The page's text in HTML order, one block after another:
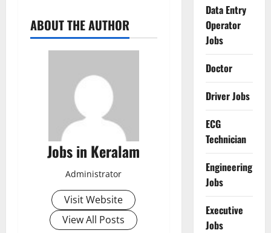
ABOUT THE AUTHOR
Jobs in Keralam
Administrator
Visit Website
View All Posts
Data Entry
Operator
Jobs
Doctor
Driver Jobs
ECG
Technician
Engineering
Jobs
Executive
Jobs